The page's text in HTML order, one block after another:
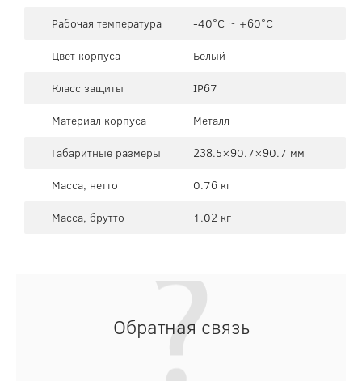
Рабочая температура
-40°C ~ +60°C
Цвет корпуса
Белый
Класс защиты
IP67
Материал корпуса
Металл
Габаритные размеры
238.5×90.7×90.7 мм
Масса, нетто
0.76 кг
Масса, брутто
1.02 кг
Обратная связь